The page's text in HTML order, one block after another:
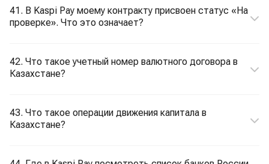
41. В Kaspi Pay моему контракту присвоен статус «На
проверке». Что это означает?
42. Что такое учетный номер валютного договора в
Казахстане?
43. Что такое операции движения капитала в
Казахстане?